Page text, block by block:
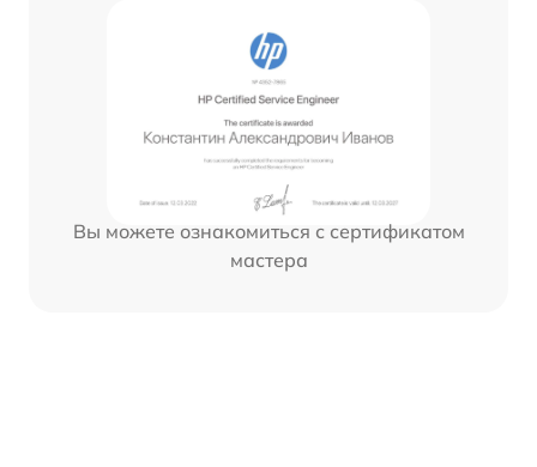
Вы можете ознакомиться с сертификатом
мастера